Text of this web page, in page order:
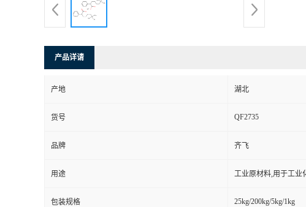
产品详请
产地 湖北
货号 QF2735
品牌 齐飞
用途 工业原材料,用于工业
包装规格 25kg/200kg/5kg/1kg